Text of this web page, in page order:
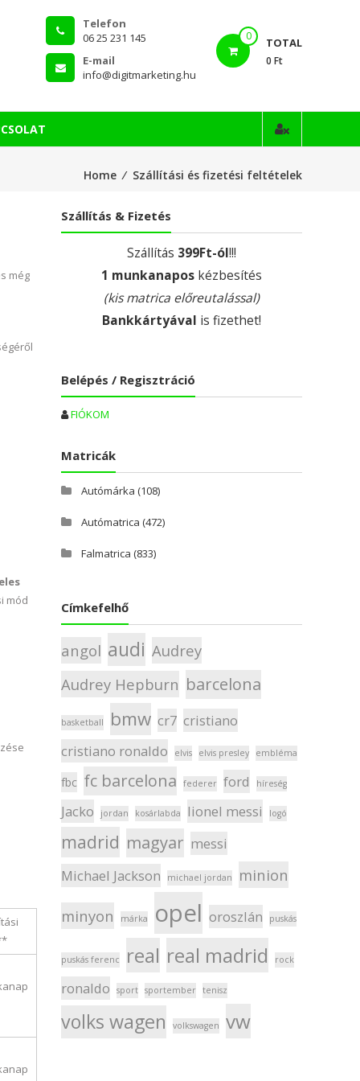
0 TOTAL
0 Ft
Telefon
06 25 231 145
E-mail
info@digitmarketing.hu
Home ⁄ Szállítási és fizetési feltételek
még
mód
Szállítás & Fizetés
Szállítás 399Ft-ól!!!
1 munkanapos kézbesítés
(kis matrica előreutalással)
Bankkártyával is fizethet!
Belépés / Regisztráció
FIÓKOM
Matricák
Autómárka (108)
Autómatrica (472)
Falmatrica (833)
Címkefelhő
angol audi Audrey
Audrey Hepburn barcelona
basketball bmw cr7 cristiano
cristiano ronaldo
elvis elvis presley embléma
fbc fc barcelona federer ford híreség
Jacko jordan kosárlabda lionel messi logó
madrid magyar messi
Michael Jackson
michael jordan minion
minyon márka opel oroszlán puskás
puskás ferenc real real madrid rock
ronaldo sport sportember tenisz
volks wagen volkswagen vw